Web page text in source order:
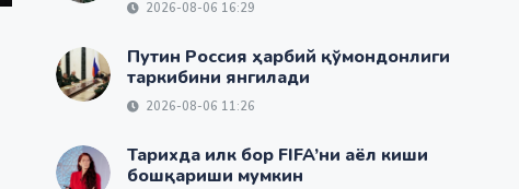
2026-08-06 16:29
Путин Россия ҳарбий қўмондонлиги
таркибини янгилади
2026-08-06 11:26
Тарихда илк бор FIFA’ни аёл киши
бошқариши мумкин